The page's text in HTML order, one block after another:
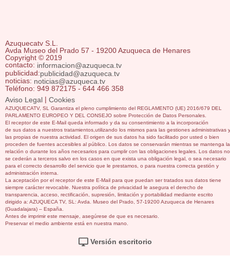
Azuquecatv S.L.
Avda Museo del Prado 57 - 19200 Azuqueca de Henares
Copyright © 2019
contacto: informacion@azuqueca.tv
publicidad:publicidad@azuqueca.tv
noticias: noticias@azuqueca.tv
Teléfono: 949 872175 - 644 466 358
Aviso Legal | Cookies
AZUQUECATV, SL Garantiza el pleno cumplimiento del REGLAMENTO (UE) 2016/679 DEL
PARLAMENTO EUROPEO Y DEL CONSEJO sobre Protección de Datos Personales.
El receptor de este E-Mail queda informado y da su consentimiento a la incorporación
de sus datos a nuestros tratamientos,utilizando los mismos para las gestiones administrativas y
las propias de nuestra actividad. El origen de sus datos ha sido facilitado por usted o bien
proceden de fuentes accesibles al público. Los datos se conservarán mientras se mantenga la
relación o durante los años necesarios para cumplir con las obligaciones legales. Los datos no
se cederán a terceros salvo en los casos en que exista una obligación legal, o sea necesario
para el correcto desarrollo del servicio que le prestamos, o para nuestra correcta gestión y
administración interna.
La aceptación por el receptor de este E-Mail para que puedan ser tratados sus datos tiene
siempre carácter revocable. Nuestra política de privacidad le asegura el derecho de
transparencia, acceso, rectificación, supresión, limitación y portabilidad mediante escrito
dirigido a: AZUQUECA TV, SL: Avda. Museo del Prado, 57-19200 Azuqueca de Henares
(Guadalajara) – España.
Antes de imprimir este mensaje, asegúrese de que es necesario.
Preservar el medio ambiente está en nuestra mano.
Versión escritorio